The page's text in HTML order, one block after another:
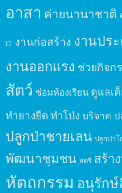
อาสา ค่ายนานาชาติ
IT งานก่อสร้าง งานปร
งานออกแรง ช่วยกิจก
สัตว์ ซ่อมห้องเรียน ดูแลเ
ทำยางยืด ทำโป่ง บริจาค ป
ปลูกป่าชายเลน ปลูกป่าโ
พัฒนาชุมชน สตรี สร้า
หัตถกรรม อนุรัก